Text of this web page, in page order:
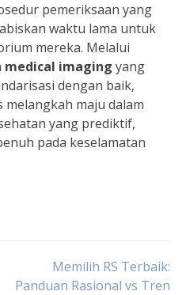
pemeriksaan yang
waktu lama untuk
mereka. Melalui
medical imaging yang
dengan baik,
maju dalam
yang prediktif,
pada keselamatan
Memilih RS Terbaik:
Panduan Rasional vs Tren